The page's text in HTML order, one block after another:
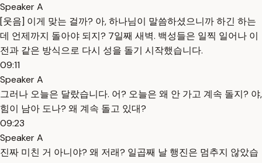
Speaker A
[웃음] 이게 맞는 걸까? 아, 하나님이 말씀하셨으니까 하긴 하는
데 언제까지 돌아야 되지? 7일째 새벽. 백성들은 일찍 일어나 이
전과 같은 방식으로 다시 성을 돌기 시작했습니다.
09:11
Speaker A
그러나 오늘은 달랐습니다. 어? 오늘은 왜 안 가고 계속 돌지? 야,
힘이 남아 도나? 왜 계속 돌고 있대?
09:23
Speaker A
진짜 미친 거 아니야? 왜 저래? 일곱째 날 행진은 멈추지 않았습